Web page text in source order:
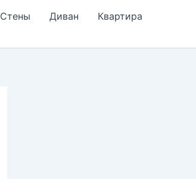
Стены Диван
Квартира